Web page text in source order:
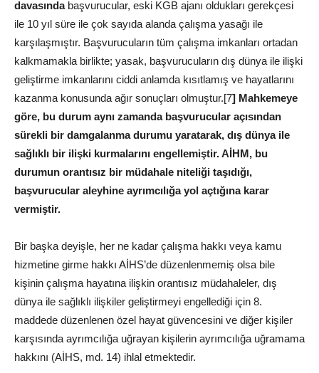
davasındabaşvurucular, eski KGB ajanı oldukları gerekçesi
ile 10 yıl süre ile çok sayıda alanda çalışma yasağı ile
karşılaşmıştır. Başvurucuların tüm çalışma imkanları ortadan
kalkmamakla birlikte; yasak, başvurucuların dış dünya ile ilişki
geliştirme imkanlarını ciddi anlamda kısıtlamış ve hayatlarını
kazanma konusunda ağır sonuçları olmuştur.[7] Mahkemeye
göre, bu durum aynı zamanda başvurucular açısından
sürekli bir damgalanma durumu yaratarak, dış dünya ile
sağlıklı bir ilişki kurmalarını engellemiştir. AİHM, bu
durumun orantısız bir müdahale niteliği taşıdığı,
başvurucular aleyhine ayrımcılığa yol açtığına karar
vermiştir.
Bir başka deyişle, her ne kadar çalışma hakkı veya kamu
hizmetine girme hakkı AİHS’de düzenlenmemiş olsa bile
kişinin çalışma hayatına ilişkin orantısız müdahaleler, dış
dünya ile sağlıklı ilişkiler geliştirmeyi engellediği için 8.
maddede düzenlenen özel hayat güvencesini ve diğer kişiler
karşısında ayrımcılığa uğrayan kişilerin ayrımcılığa uğramama
hakkını (AİHS, md. 14) ihlal etmektedir.